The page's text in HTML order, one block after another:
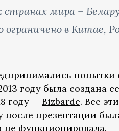
мира –
ограничено в Китае,
попытки
году была создана
году — Bizbarde. Все
после презентации
не функционировала.